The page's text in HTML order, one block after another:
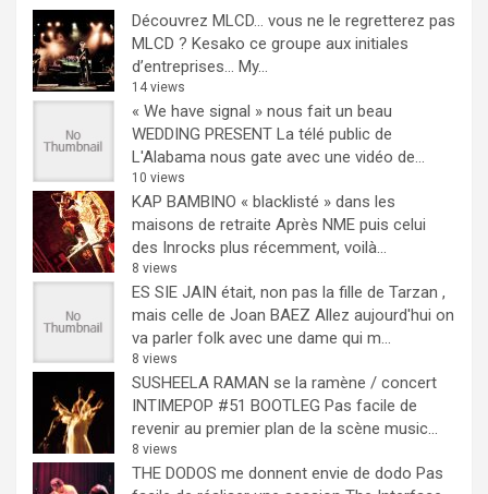
Découvrez MLCD… vous ne le regretterez pas
MLCD ? Kesako ce groupe aux initiales
d’entreprises… My...
14 views
« We have signal » nous fait un beau
WEDDING PRESENT La télé public de
L'Alabama nous gate avec une vidéo de...
10 views
KAP BAMBINO « blacklisté » dans les
maisons de retraite Après NME puis celui
des Inrocks plus récemment, voilà...
8 views
ES SIE JAIN était, non pas la fille de Tarzan ,
mais celle de Joan BAEZ Allez aujourd'hui on
va parler folk avec une dame qui m...
8 views
SUSHEELA RAMAN se la ramène / concert
INTIMEPOP #51 BOOTLEG Pas facile de
revenir au premier plan de la scène music...
8 views
THE DODOS me donnent envie de dodo Pas